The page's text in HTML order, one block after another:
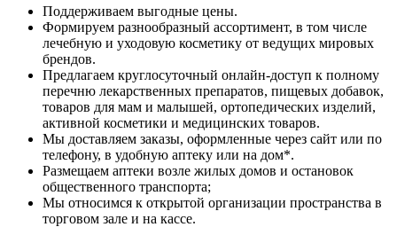
Поддерживаем выгодные цены.
Формируем разнообразный ассортимент, в том числе
лечебную и уходовую косметику от ведущих мировых
брендов.
Предлагаем круглосуточный онлайн-доступ к полному
перечню лекарственных препаратов, пищевых добавок,
товаров для мам и малышей, ортопедических изделий,
активной косметики и медицинских товаров.
Мы доставляем заказы, оформленные через сайт или по
телефону, в удобную аптеку или на дом*.
Размещаем аптеки возле жилых домов и остановок
общественного транспорта;
Мы относимся к открытой организации пространства в
торговом зале и на кассе.